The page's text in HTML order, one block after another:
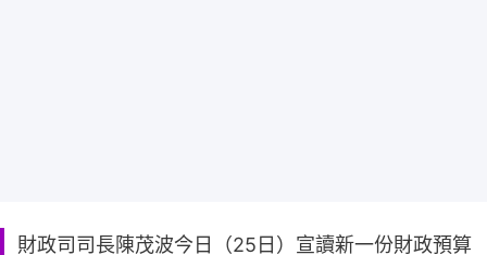
財政司司長陳茂波今日（25日）宣讀新一份財政預算